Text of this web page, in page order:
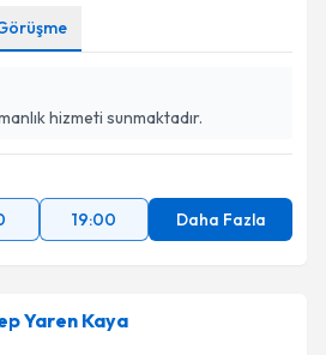
hizmeti sunmaktadır.
19:00 Daha Fazla
Yaren Kaya